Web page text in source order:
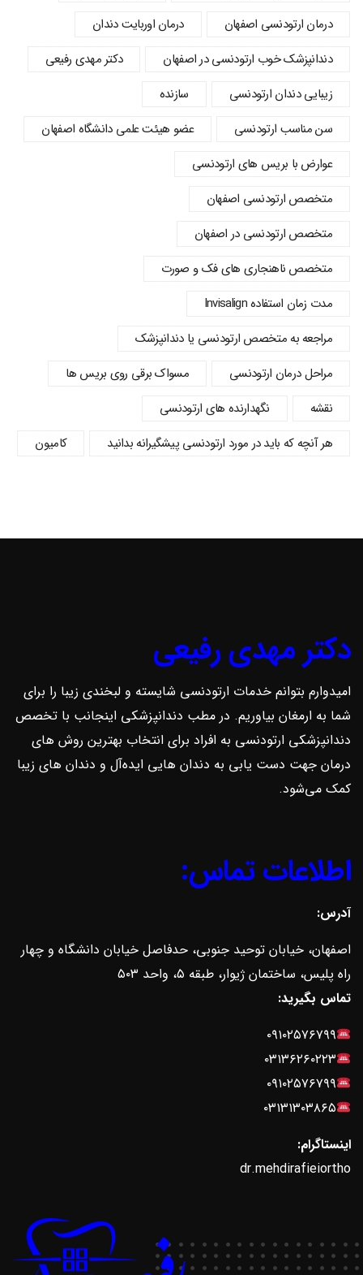
درمان ارتودنسی اصفهان
درمان اوربایت دندان
دندانپزشک خوب ارتودنسی در اصفهان
دکتر مهدی رفیعی
زیبایی دندان ارتودنسی
سازنده
سن مناسب ارتودنسی
عضو هیئت علمی دانشگاه اصفهان
عوارض با بریس های ارتودنسی
متخصص ارتودنسی اصفهان
متخصص ارتودنسی در اصفهان
متخصص ناهنجاری های فک و صورت
مدت زمان استفاده Invisalign
مراجعه به متخصص ارتودنسی یا دندانپزشک
مراحل درمان ارتودنسی
مسواک برقی روی بریس ها
نقشه
نگهدارنده های ارتودنسی
هر آنچه که باید در مورد ارتودنسی پیشگیرانه بدانید
کامیون
دکتر مهدی رفیعی
امیدوارم بتوانم خدمات ارتودنسی شایسته و لبخندی زیبا را برای
شما به ارمغان بیاوریم. در مطب دندانپزشکی اینجانب با تخصص
دندانپزشکی ارتودنسی به افراد برای انتخاب بهترین روش ‌های
درمان جهت دست یابی به دندان هایی ایده‌آل و دندان های زیبا
کمک می‌شود.
اطلاعات تماس:
آدرس:
اصفهان، خیابان توحید جنوبی، حدفاصل خیابان دانشگاه و چهار
راه پلیس، ساختمان ژیوار، طبقه ۵، واحد ۵۰۳
تماس بگیرید:
۰۹۱۰۲۵۷۶۷۹۹
۰۳۱۳۶۲۶۰۲۲۳
۰۹۱۰۲۵۷۶۷۹۹
۰۳۱۳۱۳۰۳۸۶۵
اینستاگرام:
dr.mehdirafieiortho